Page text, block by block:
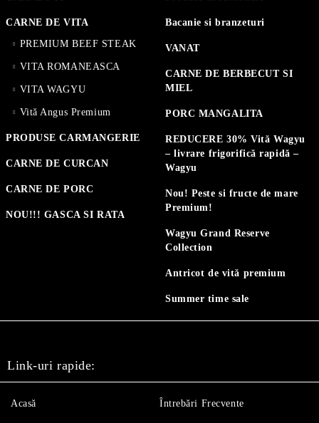
CARNE DE VITA
PREMIUM BEEF STEAK
VITA ROMANEASCA
VITA WAGYU
Vită Angus Premium
PRODUSE CARMANGERIE
CARNE DE CURCAN
CARNE DE PORC
NOU!!! GASCA SI RATA
Bacanie si branzeturi
VANAT
CARNE DE BERBECUT SI
MIEL
PORC MANGALITA
REDUCERE 30% Vită Wagyu
– livrare frigorifică rapidă –
Wagyu
Nou! Peste si fructe de mare
Premium!
Wagyu Grand Reserve
Collection
Antricot de vită premium
Summer time sale
Link-uri rapide:
Acasă Întrebări Frecvente